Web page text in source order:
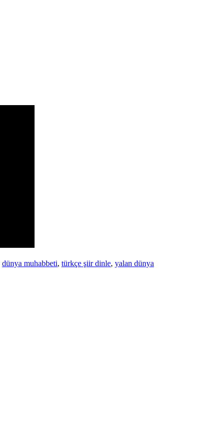
dünya muhabbeti, türkçe şiir dinle, yalan dünya